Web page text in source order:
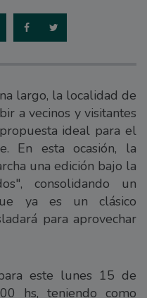
largo, la localidad de
a vecinos y visitantes
ideal para el
En esta ocasión, la
una edición bajo la
consolidando un
ya es un clásico
para aprovechar
este lunes 15 de
hs, teniendo como